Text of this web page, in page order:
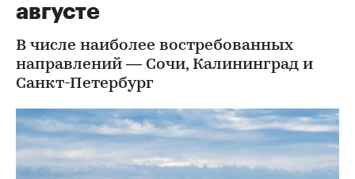
августе
В числе наиболее востребованных
направлений — Сочи, Калининград и
Санкт-Петербург